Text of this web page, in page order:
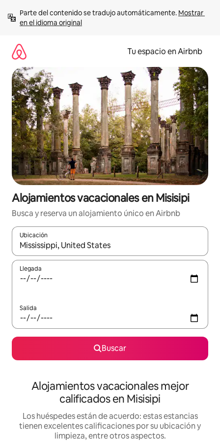
contenido
Parte del contenido se tradujo automáticamente. Mostrar
en el idioma original
Tu espacio en Airbnb
Alojamientos vacacionales en Misisipi
Busca y reserva un alojamiento único en Airbnb
Ubicación
Cuando los resultados estén disponibles, podrás navegar
Llegada
Salida
Buscar
Alojamientos vacacionales mejor
calificados en Misisipi
Los huéspedes están de acuerdo: estas estancias
tienen excelentes calificaciones por su ubicación y
limpieza, entre otros aspectos.